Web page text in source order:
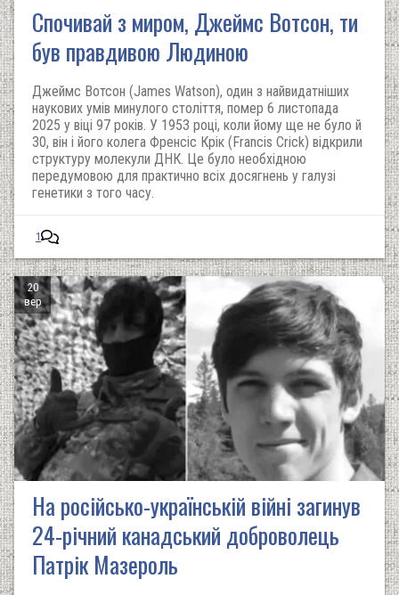
Спочивай з миром, Джеймс Вотсон, ти
був правдивою Людиною
Джеймс Вотсон (James Watson), один з найвидатніших
наукових умів минулого століття, помер 6 листопада
2025 у віці 97 років. У 1953 році, коли йому ще не було й
30, він і його колега Френсіс Крік (Francis Crick) відкрили
структуру молекули ДНК. Це було необхідною
передумовою для практично всіх досягнень у галузі
генетики з того часу.
1
20
вер
На російсько-українській війні загинув
24-річний канадський доброволець
Патрік Мазероль